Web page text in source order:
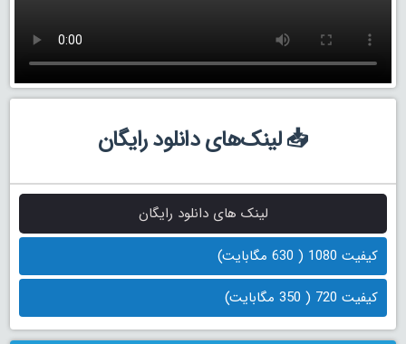
📥 لینک‌های دانلود رایگان
لینک های دانلود رایگان
کیفیت 1080 ( 630 مگابایت)
کیفیت 720 ( 350 مگابایت)